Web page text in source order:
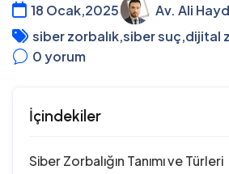
18 Ocak,2025
Av. Ali
siber zorbalık,siber suç,dijital
0yorum
İçindekiler
Siber Zorbalığın Tanımı ve Türleri